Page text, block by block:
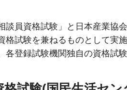
談員資格試験」と日本産業協
格試験を兼ねるものとして実
登録試験機関独自の資格試